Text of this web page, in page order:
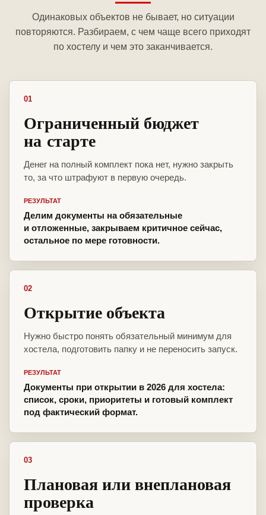
Одинаковых объектов не бывает, но ситуации
повторяются. Разбираем, с чем чаще всего приходят
по хостелу и чем это заканчивается.
01
Ограниченный бюджет
на старте
Денег на полный комплект пока нет, нужно закрыть
то, за что штрафуют в первую очередь.
РЕЗУЛЬТАТ
Делим документы на обязательные
и отложенные, закрываем критичное сейчас,
остальное по мере готовности.
02
Открытие объекта
Нужно быстро понять обязательный минимум для
хостела, подготовить папку и не переносить запуск.
РЕЗУЛЬТАТ
Документы при открытии в 2026 для хостела:
список, сроки, приоритеты и готовый комплект
под фактический формат.
03
Плановая или внеплановая
проверка